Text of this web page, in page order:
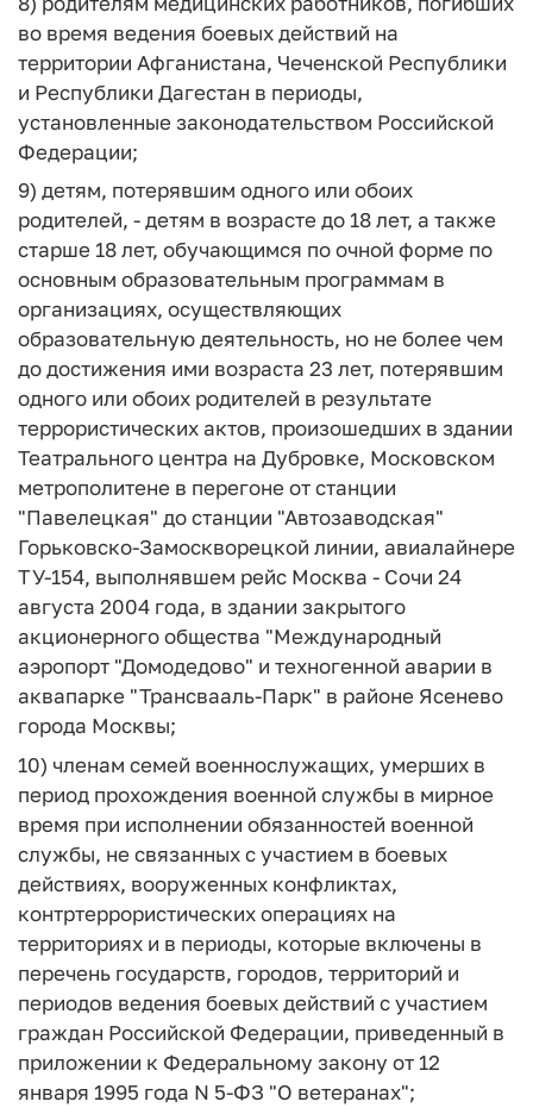
во время ведения боевых действий на
территории Афганистана, Чеченской Республики
и Республики Дагестан в периоды,
установленные законодательством Российской
Федерации;
9) детям, потерявшим одного или обоих
родителей, - детям в возрасте до 18 лет, а также
старше 18 лет, обучающимся по очной форме по
основным образовательным программам в
организациях, осуществляющих
образовательную деятельность, но не более чем
до достижения ими возраста 23 лет, потерявшим
одного или обоих родителей в результате
террористических актов, произошедших в здании
Театрального центра на Дубровке, Московском
метрополитене в перегоне от станции
"Павелецкая" до станции "Автозаводская"
Горьковско-Замоскворецкой линии, авиалайнере
ТУ-154, выполнявшем рейс Москва - Сочи 24
августа 2004 года, в здании закрытого
акционерного общества "Международный
аэропорт "Домодедово" и техногенной аварии в
аквапарке "Трансвааль-Парк" в районе Ясенево
города Москвы;
10) членам семей военнослужащих, умерших в
период прохождения военной службы в мирное
время при исполнении обязанностей военной
службы, не связанных с участием в боевых
действиях, вооруженных конфликтах,
контртеррористических операциях на
территориях и в периоды, которые включены в
перечень государств, городов, территорий и
периодов ведения боевых действий с участием
граждан Российской Федерации, приведенный в
приложении к Федеральному закону от 12
января 1995 года N 5-ФЗ "О ветеранах";